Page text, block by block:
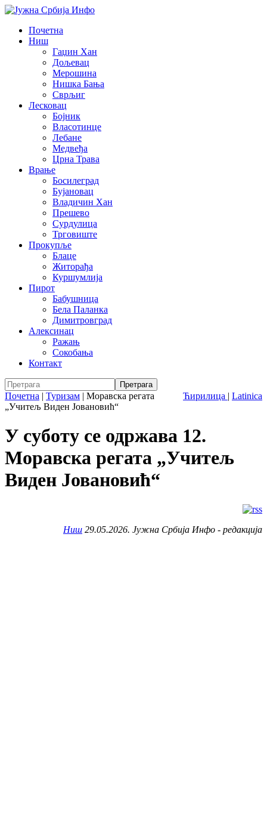
Почетна
Ниш
Гаџин Хан
Дољевац
Мерошина
Нишка Бања
Сврљиг
Лесковац
Бојник
Власотинце
Лебане
Медвеђа
Црна Трава
Врање
Босилеград
Бујановац
Владичин Хан
Прешево
Сурдулица
Трговиште
Прокупље
Блаце
Житорађа
Куршумлија
Пирот
Бабушница
Бела Паланка
Димитровград
Алексинац
Ражањ
Сокобања
Контакт
Ћирилица | Latinica
Почетна | Туризам | Моравска регата
„Учитељ Виден Јовановић“
У суботу се одржава 12.
Моравска регата „Учитељ
Виден Јовановић“
Ниш 29.05.2026. Јужна Србија Инфо - редакција